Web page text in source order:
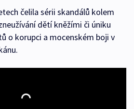
čelila sérii skandálů kolem
dětí kněžími či úniku
o korupci a mocenském boji v